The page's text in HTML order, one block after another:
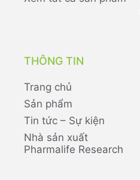
THÔNG TIN
Trang chủ
Sản phẩm
Tin tức – Sự kiện
Nhà sản xuất
Pharmalife Research